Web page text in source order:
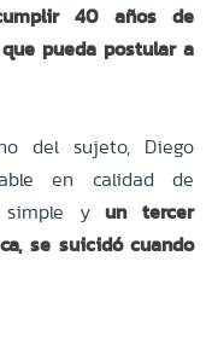
40 años de
pueda postular a
del sujeto, Diego
en calidad de
simple yun tercer
se suicidó cuando